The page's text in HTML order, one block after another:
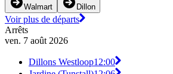
Walmart Dillon
Voir plus de départs
Arrêts
ven. 7 août 2026
Dillons Westloop12:00